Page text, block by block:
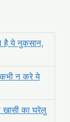
है ये नुकसान,
न करे ये
खासी का घरेलु